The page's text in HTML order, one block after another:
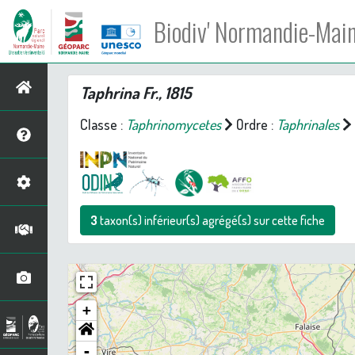
Biodiv' Normandie-
TaphrinaFr., 1815
Classe : Taphrinomycetes Ordre : Taphrinales
3 taxon(s) inférieur(s) agrégé(s) sur cette fiche
+
-